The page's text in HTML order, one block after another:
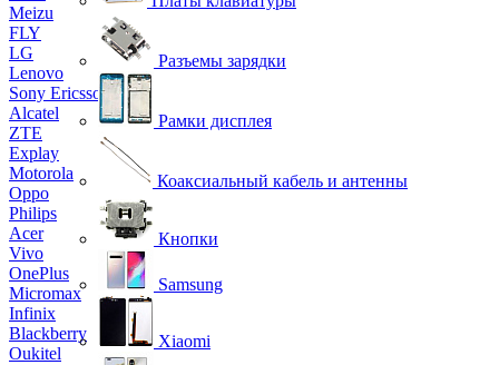
Meizu
FLY
LG
Lenovo
Sony Ericsson
Alcatel
ZTE
Explay
Motorola
Oppo
Philips
Acer
Vivo
OnePlus
Micromax
Infinix
Blackberry
Oukitel
Разъемы зарядки
Рамки дисплея
Коаксиальный кабель и антенны
Кнопки
Samsung
Xiaomi